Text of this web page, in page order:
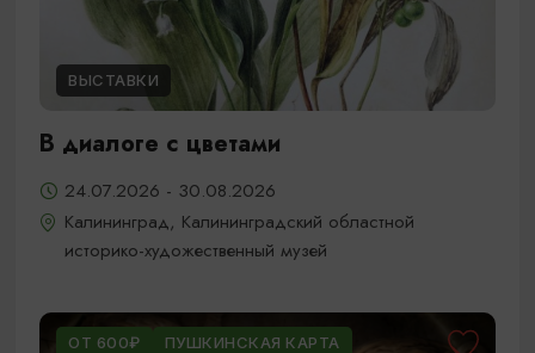
ВЫСТАВКИ
В диалоге с цветами
24.07.2026 - 30.08.2026
Калининград, Калининградский областной
историко-художественный музей
ОТ 600₽ ПУШКИНСКАЯ КАРТА